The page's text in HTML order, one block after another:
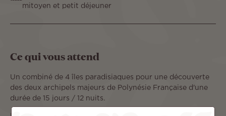
mitoyen et petit déjeuner
Ce qui vous attend
Un combiné de 4 îles paradisiaques pour une découverte
des deux archipels majeurs de Polynésie Française d'une
durée de 15 jours / 12 nuits.